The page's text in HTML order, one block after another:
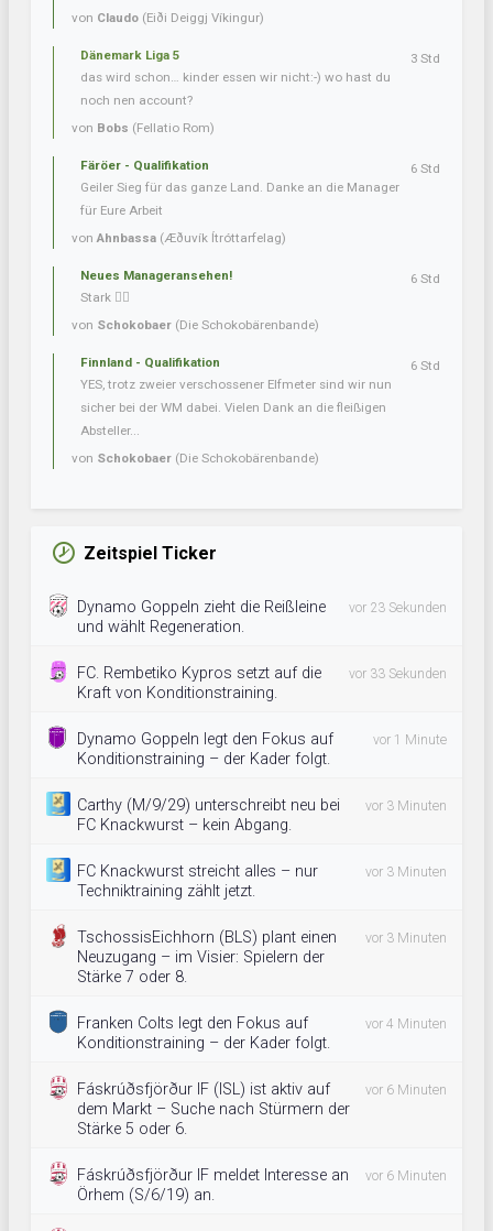
von Claudo (Eiði Deiggj Víkingur)
Dänemark Liga 5
das wird schon… kinder essen wir nicht:-) wo hast du
noch nen account?
von Bobs (Fellatio Rom)
3 Std
Färöer - Qualifikation
Geiler Sieg für das ganze Land. Danke an die Manager
für Eure Arbeit
vonAhnbassa (Æðuvík Ítróttarfelag)
6 Std
Neues Manageransehen!
Stark 👍🏼
von Schokobaer (Die Schokobärenbande)
6 Std
Finnland - Qualifikation
YES, trotz zweier verschossener Elfmeter sind wir nun
sicher bei der WM dabei. Vielen Dank an die fleißigen
Absteller...
von Schokobaer (Die Schokobärenbande)
6 Std
Zeitspiel Ticker
Dynamo Goppeln zieht die Reißleine
und wählt Regeneration.
vor 23 Sekunden
FC. Rembetiko Kypros setzt auf die
Kraft von Konditionstraining.
vor 33 Sekunden
Dynamo Goppeln legt den Fokus auf
Konditionstraining – der Kader folgt.
vor 1 Minute
Carthy (M/9/29) unterschreibt neu bei
FC Knackwurst – kein Abgang.
vor 3 Minuten
FC Knackwurst streicht alles – nur
Techniktraining zählt jetzt.
vor 3 Minuten
TschossisEichhorn (BLS) plant einen
Neuzugang – im Visier: Spielern der
Stärke 7 oder 8.
vor 3 Minuten
Franken Colts legt den Fokus auf
Konditionstraining – der Kader folgt.
vor 4 Minuten
Fáskrúðsfjörður IF (ISL) ist aktiv auf
dem Markt – Suche nach Stürmern der
Stärke 5 oder 6.
vor 6 Minuten
Fáskrúðsfjörður IF meldet Interesse an
Örhem (S/6/19) an.
vor 6 Minuten